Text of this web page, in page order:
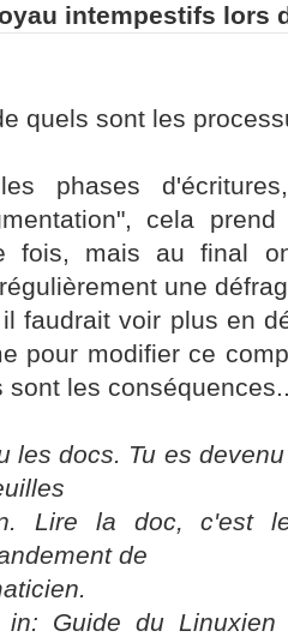
intempestifs lors
quels sont les
phases
cela
fois, mais au final
une
faudrait voir plus en
pour modifier ce
sont les
les docs. Tu es
Lire la doc, c'est
de
in: Guide du Linuxien